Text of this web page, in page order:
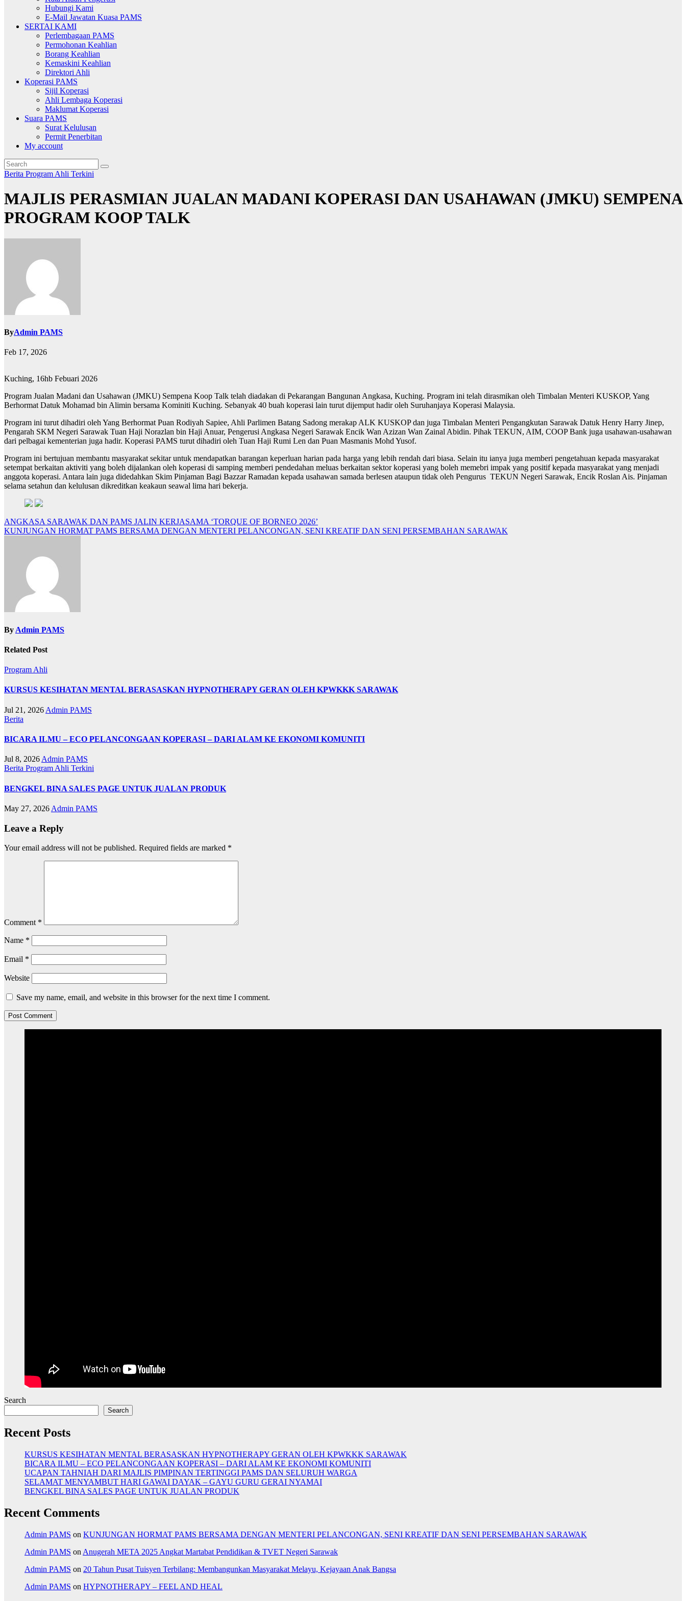
Hubungi Kami
E-Mail Jawatan Kuasa PAMS
SERTAI KAMI
Perlembagaan PAMS
Permohonan Keahlian
Borang Keahlian
Kemaskini Keahlian
Direktori Ahli
Koperasi PAMS
Sijil Koperasi
Ahli Lembaga Koperasi
Maklumat Koperasi
Suara PAMS
Surat Kelulusan
Permit Penerbitan
My account
Berita Program Ahli Terkini
MAJLIS PERASMIAN JUALAN MADANI KOPERASI DAN USAHAWAN (JMKU) SEMPENA
PROGRAM KOOP TALK
ByAdmin PAMS
Feb 17, 2026
Kuching, 16hb Febuari 2026
Program Jualan Madani dan Usahawan (JMKU) Sempena Koop Talk telah diadakan di Pekarangan Bangunan Angkasa, Kuching. Program ini telah dirasmikan oleh Timbalan Menteri KUSKOP, Yang
Berhormat Datuk Mohamad bin Alimin bersama Kominiti Kuching. Sebanyak 40 buah koperasi lain turut dijemput hadir oleh Suruhanjaya Koperasi Malaysia.
Program ini turut dihadiri oleh Yang Berhormat Puan Rodiyah Sapiee, Ahli Parlimen Batang Sadong merakap ALK KUSKOP dan juga Timbalan Menteri Pengangkutan Sarawak Datuk Henry Harry Jinep,
Pengarah SKM Negeri Sarawak Tuan Haji Norazlan bin Haji Anuar, Pengerusi Angkasa Negeri Sarawak Encik Wan Azizan Wan Zainal Abidin. Pihak TEKUN, AIM, COOP Bank juga usahawan-usahawan
dari pelbagai kementerian juga hadir. Koperasi PAMS turut dihadiri oleh Tuan Haji Rumi Len dan Puan Masmanis Mohd Yusof.
Program ini bertujuan membantu masyarakat sekitar untuk mendapatkan barangan keperluan harian pada harga yang lebih rendah dari biasa. Selain itu ianya juga memberi pengetahuan kepada masyarakat
setempat berkaitan aktiviti yang boleh dijalankan oleh koperasi di samping memberi pendedahan meluas berkaitan sektor koperasi yang boleh memebri impak yang positif kepada masyarakat yang menjadi
anggota koperasi. Antara lain juga didedahkan Skim Pinjaman Bagi Bazzar Ramadan kepada usahawan samada berlesen ataupun tidak oleh Pengurus TEKUN Negeri Sarawak, Encik Roslan Ais. Pinjaman
selama setahun dan kelulusan dikreditkan keakaun seawal lima hari bekerja.
Post
navigation
ANGKASA SARAWAK DAN PAMS JALIN KERJASAMA ‘TORQUE OF BORNEO 2026’
KUNJUNGAN HORMAT PAMS BERSAMA DENGAN MENTERI PELANCONGAN, SENI KREATIF DAN SENI PERSEMBAHAN SARAWAK
By Admin PAMS
Related Post
Program Ahli
KURSUS KESIHATAN MENTAL BERASASKAN HYPNOTHERAPY GERAN OLEH KPWKKK SARAWAK
Jul 21, 2026 Admin PAMS
Berita
BICARA ILMU – ECO PELANCONGAAN KOPERASI – DARI ALAM KE EKONOMI KOMUNITI
Jul 8, 2026 Admin PAMS
Berita Program Ahli Terkini
BENGKEL BINA SALES PAGE UNTUK JUALAN PRODUK
May 27, 2026 Admin PAMS
Leave a Reply
Your email address will not be published. Required fields are marked *
Comment *
Name *
Email *
Website
Save my name, email, and website in this browser for the next time I comment.
Search
Search
Recent Posts
KURSUS KESIHATAN MENTAL BERASASKAN HYPNOTHERAPY GERAN OLEH KPWKKK SARAWAK
BICARA ILMU – ECO PELANCONGAAN KOPERASI – DARI ALAM KE EKONOMI KOMUNITI
UCAPAN TAHNIAH DARI MAJLIS PIMPINAN TERTINGGI PAMS DAN SELURUH WARGA
SELAMAT MENYAMBUT HARI GAWAI DAYAK – GAYU GURU GERAI NYAMAI
BENGKEL BINA SALES PAGE UNTUK JUALAN PRODUK
Recent Comments
Admin PAMS on KUNJUNGAN HORMAT PAMS BERSAMA DENGAN MENTERI PELANCONGAN, SENI KREATIF DAN SENI PERSEMBAHAN SARAWAK
Admin PAMS on Anugerah META 2025 Angkat Martabat Pendidikan & TVET Negeri Sarawak
Admin PAMS on 20 Tahun Pusat Tuisyen Terbilang: Membangunkan Masyarakat Melayu, Kejayaan Anak Bangsa
Admin PAMS on HYPNOTHERAPY – FEEL AND HEAL